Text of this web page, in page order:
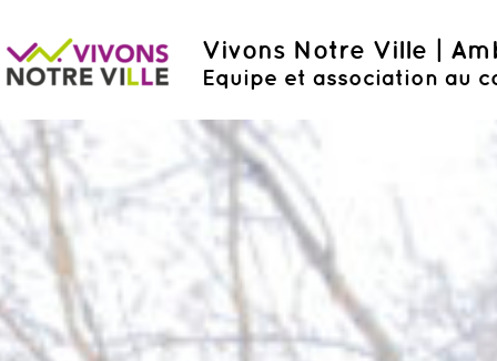
Vivons Notre Ville |
Equipe et association au